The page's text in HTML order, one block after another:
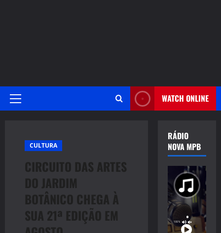
Primary
WATCH ONLINE
CULTURA
CIRCUITO DAS ARTES
DO JARDIM
BOTÂNICO CHEGA À
SUA 21ª EDIÇÃO EM
RÁDIO
NOVA MPB